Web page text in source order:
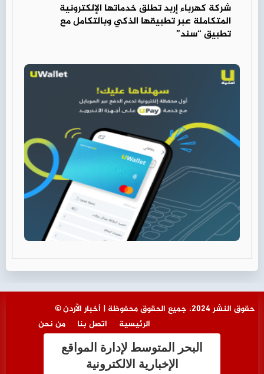
شركة كهرباء إربد تطلق خدماتها الإلكترونية
المتكاملة عبر تطبيقها الذكي وبالتكامل مع
تطبيق “سند”
© حقوق النشر 2024، جميع الحقوق محفوظة | أخبار الأردن
من نحن
اتصل بنا الرئيسية
البحر المتوسط لإدارة المواقع
الإخبارية الالكترونية